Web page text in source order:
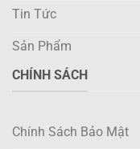
Tin Tức
Sản Phẩm
CHÍNH SÁCH
Chính Sách Bảo Mật